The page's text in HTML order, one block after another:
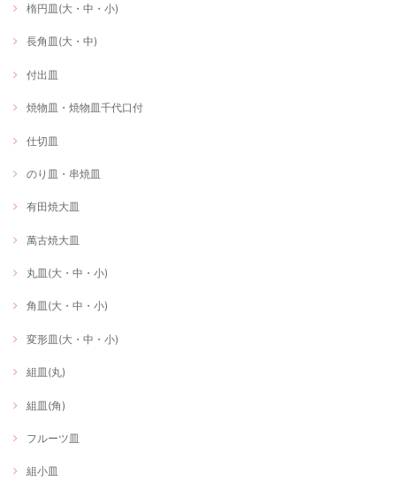
楕円皿(大・中・小)
長角皿(大・中)
付出皿
焼物皿・焼物皿千代口付
仕切皿
のり皿・串焼皿
有田焼大皿
萬古焼大皿
丸皿(大・中・小)
角皿(大・中・小)
変形皿(大・中・小)
組皿(丸)
組皿(角)
フルーツ皿
組小皿